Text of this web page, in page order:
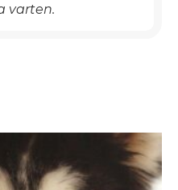
varten.